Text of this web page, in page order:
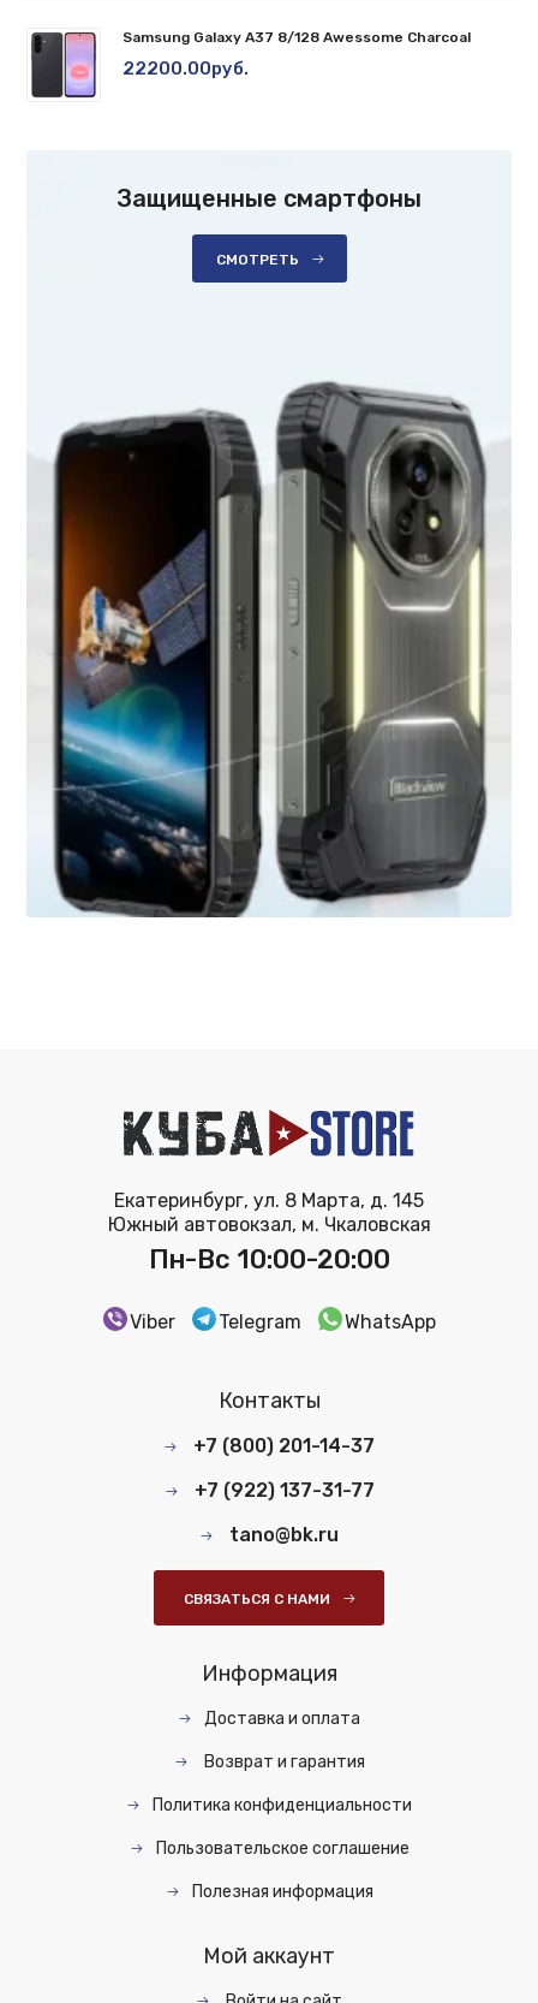
Samsung Galaxy A37 8/128 Awessome Charcoal
22200.00руб.
Защищенные смартфоны
СМОТРЕТЬ
Екатеринбург, ул. 8 Марта, д. 145
Южный автовокзал, м. Чкаловская
Пн-Вс 10:00-20:00
Viber Telegram WhatsApp
Контакты
+7 (800) 201-14-37
+7 (922) 137-31-77
tano@bk.ru
СВЯЗАТЬСЯ С НАМИ
Информация
Доставка и оплата
Возврат и гарантия
Политика конфиденциальности
Пользовательское соглашение
Полезная информация
Мой аккаунт